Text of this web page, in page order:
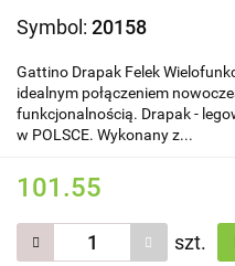
Symbol: 20158
Gattino Drapak Felek
idealnym połączeniem
funkcjonalnością. Drapak -
w POLSCE. Wykonany z...
101.55
szt.